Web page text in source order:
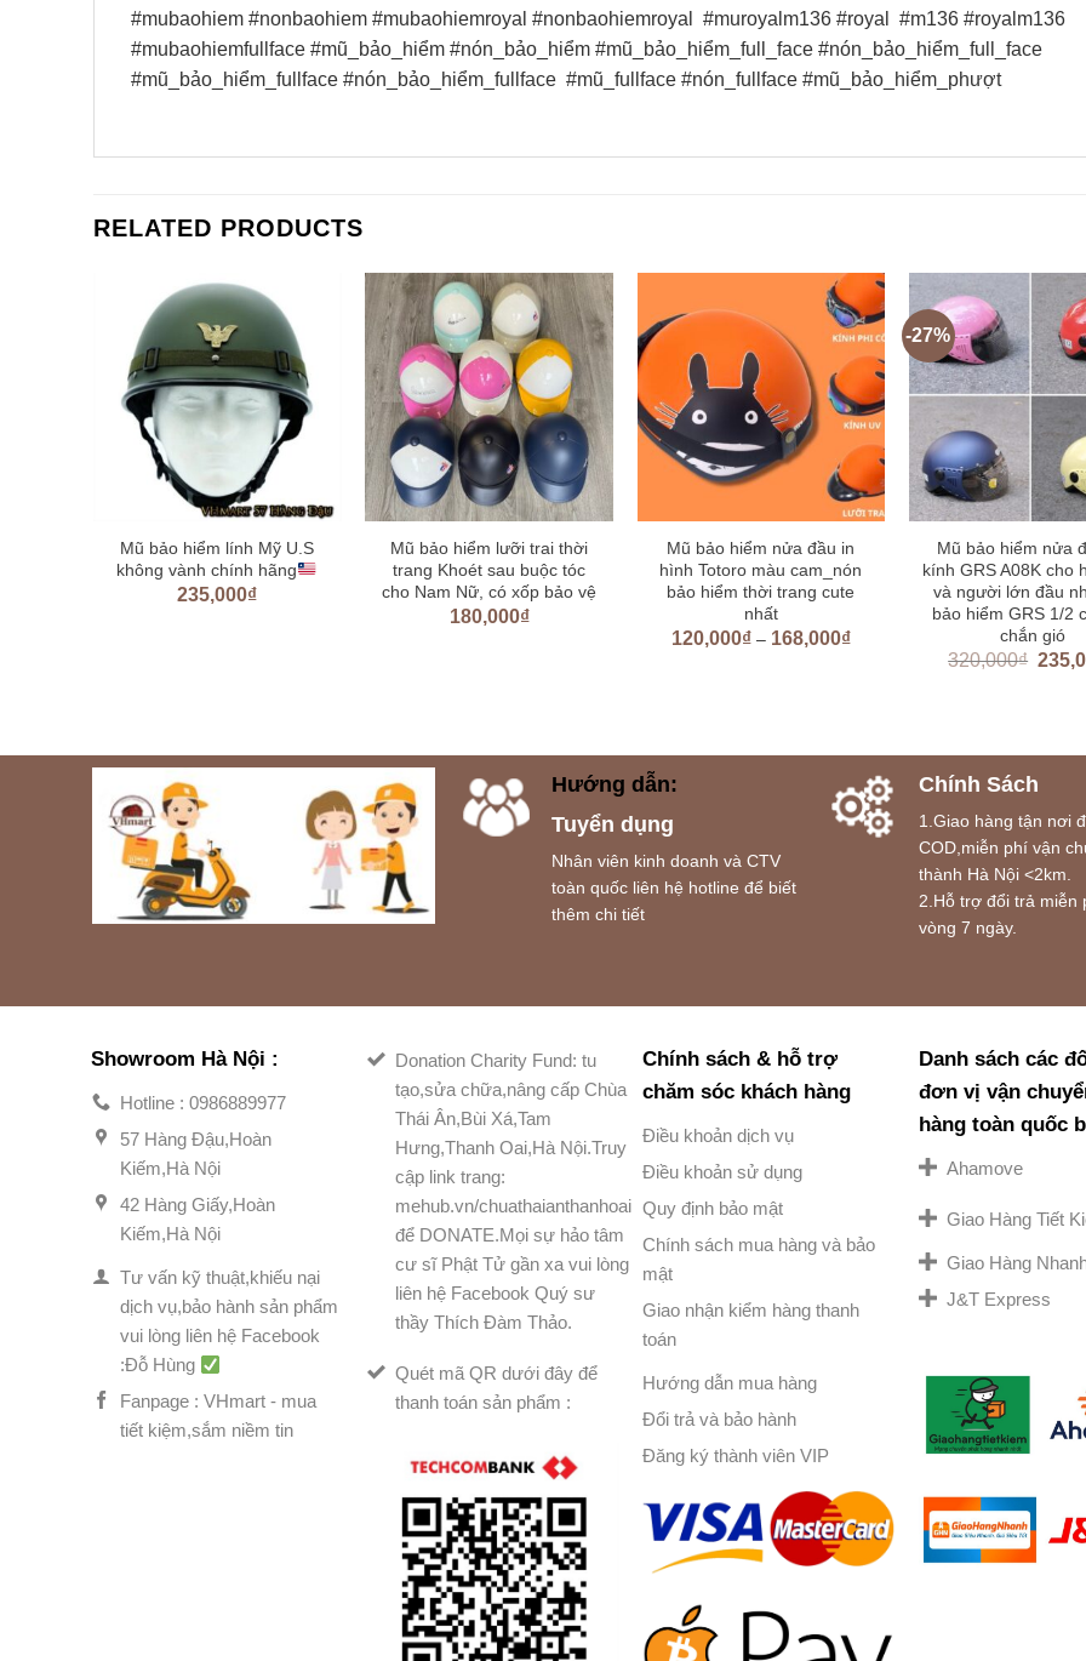
#mubaohiem #nonbaohiem #mubaohiemroyal #nonbaohiemroyal #muroyalm136 #royal
#m136 #royalm136
#mubaohiemfullface #mũ_bảo_hiểm #nón_bảo_hiểm #mũ_bảo_hiểm_full_face #nón_bảo_hiểm_full_face
#mũ_bảo_hiểm_fullface #nón_bảo_hiểm_fullface #mũ_fullface #nón_fullface #mũ_bảo_hiểm_phượt
RELATED PRODUCTS
Mũ bảo hiểm lính Mỹ U.S
không vành chính hãng
235,000₫
Mũ bảo hiểm lưỡi trai thời
trang Khoét sau buộc tóc
cho Nam Nữ, có xốp bảo vệ
180,000₫
Mũ bảo hiểm nửa đầu in
hình Totoro màu cam_nón
bảo hiểm thời trang cute
nhất
120,000₫– 168,000₫
-27%
Mũ bảo hiểm nửa
kính GRS A08K cho
và người lớn đầu
bảo hiểm GRS 1/2
chắn gió
320,000₫
Hướng dẫn:
Tuyển dụng
Nhân viên kinh doanh và CTV
toàn quốc liên hệ hotline để biết
thêm chi tiết
Chính Sách
1.Giao hàng tận nơi
COD,miễn phí vận
thành Hà Nội <2km.
2.Hỗ trợ đổi trả miễn
vòng 7 ngày.
Showroom Hà Nội :
Hotline : 0986889977
57 Hàng Đậu,Hoàn
Kiếm,Hà Nội
42 Hàng Giấy,Hoàn
Kiếm,Hà Nội
Tư vấn kỹ thuật,khiếu nại
dịch vụ,bảo hành sản phẩm
vui lòng liên hệ Facebook
:Đỗ Hùng
Fanpage : VHmart - mua
tiết kiệm,sắm niềm tin
Donation Charity Fund: tu
tạo,sửa chữa,nâng cấp Chùa
Thái Ân,Bùi Xá,Tam
Hưng,Thanh Oai,Hà Nội.Truy
cập link trang:
mehub.vn/chuathaianthanhoai
để DONATE.Mọi sự hảo tâm
cư sĩ Phật Tử gần xa vui lòng
liên hệ Facebook Quý sư
thầy Thích Đàm Thảo.
Quét mã QR dưới đây để
thanh toán sản phẩm :
Chính sách & hỗ trợ
chăm sóc khách hàng
Điều khoản dịch vụ
Điều khoản sử dụng
Quy định bảo mật
Chính sách mua hàng và bảo
mật
Giao nhận kiểm hàng thanh
toán
Hướng dẫn mua hàng
Đổi trả và bảo hành
Đăng ký thành viên VIP
Danh sách các
đơn vị vận
hàng toàn quốc
Ahamove
Giao Hàng Tiết
Giao Hàng
J&T Express